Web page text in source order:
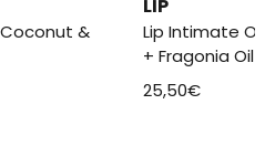
&
LIP
Lip Intimate
+ Fragonia Oil
25,50€